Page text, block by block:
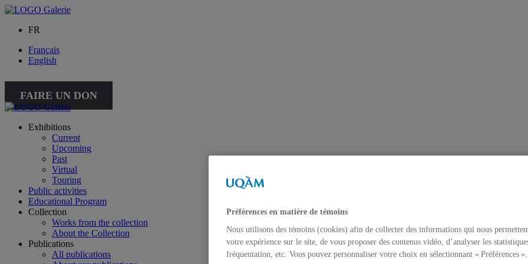
FR
Français
English
FAIRE UN DON
Exhibitions
Current
Upcoming
Past
Virtual
Touring
Public activities
Educational Program
Collection
Works from the collection
About the Collection
Publications
All publications
Préférences en matière de témoins
Nous utilisons des témoins (cookies) afin de collecter des informations qui nous
votre expérience sur le site, de vous proposer des contenus vidéo, d’analyser les
fréquentation, etc. Vous pouvez personnaliser votre choix en sélectionnant « Préférences ».